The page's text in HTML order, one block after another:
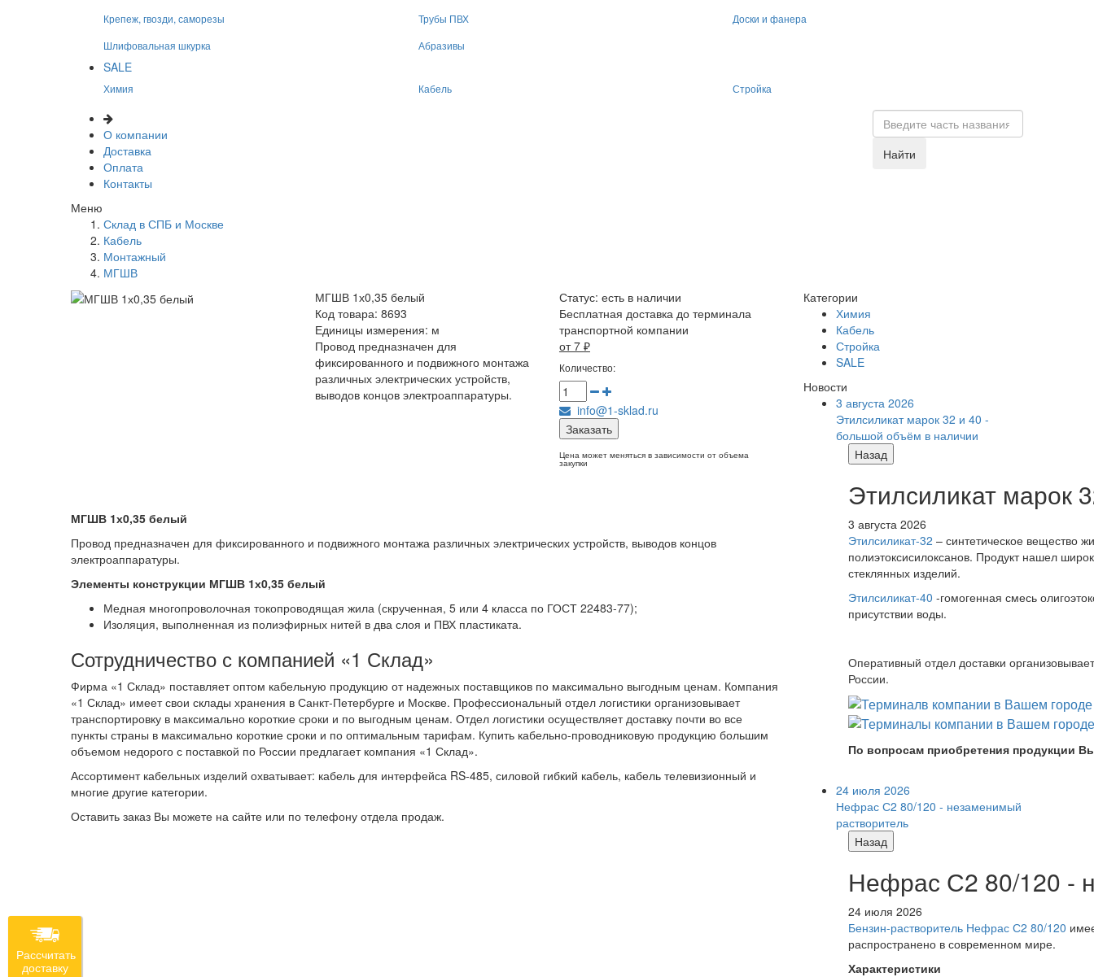
Крепеж, гвозди, саморезы
Трубы ПВХ
Доски и фанера
Шлифовальная шкурка
Абразивы
SALE
Химия Кабель Стройка
О компании
Доставка
Оплата
Контакты
Найти
Меню
Склад в СПБ и Москве
Кабель
Монтажный
МГШВ
МГШВ 1х0,35 белый
Код товара: 8693
Единицы измерения: м
Провод предназначен для
фиксированного и подвижного монтажа
различных электрических устройств,
выводов концов электроаппаратуры.
Статус: есть в наличии
Бесплатная доставка до терминала
транспортной компании
от 7 ₽
Количество:
info@1-sklad.ru
Заказать
Цена может меняться в зависимости от объема
закупки
МГШВ 1х0,35 белый
Провод предназначен для фиксированного и подвижного монтажа различных электрических устройств, выводов концов
электроаппаратуры.
Элементы конструкции МГШВ 1х0,35 белый
Медная многопроволочная токопроводящая жила (скрученная, 5 или 4 класса по ГОСТ 22483-77);
Изоляция, выполненная из полиэфирных нитей в два слоя и ПВХ пластиката.
Сотрудничество с компанией «1 Склад»
Фирма «1 Склад» поставляет оптом кабельную продукцию от надежных поставщиков по максимально выгодным ценам. Компания
«1 Склад» имеет свои склады хранения в Санкт-Петербурге и Москве. Профессиональный отдел логистики организовывает
транспортировку в максимально короткие сроки и по выгодным ценам. Отдел логистики осуществляет доставку почти во все
пункты страны в максимально короткие сроки и по оптимальным тарифам. Купить кабельно-проводниковую продукцию большим
объемом недорого с поставкой по России предлагает компания «1 Склад».
Ассортимент кабельных изделий охватывает: кабель для интерфейса RS-485, силовой гибкий кабель, кабель телевизионный и
многие другие категории.
Оставить заказ Вы можете на сайте или по телефону отдела продаж.
Категории
Химия
Кабель
Стройка
SALE
Новости
3 августа 2026
Этилсиликат марок 32 и 40 -
большой объём в наличии
Назад
Этилсиликат марок
3 августа 2026
Этилсиликат-32 – синтетическое вещество
полиэтоксисилоксанов. Продукт нашел
стеклянных изделий.
Этилсиликат-40 -гомогенная смесь
присутствии воды.
Оперативный отдел доставки
России.
По вопросам приобретения продукции
24 июля 2026
Нефрас С2 80/120 - незаменимый
растворитель
Назад
Нефрас С2 80/120 -
24 июля 2026
Бензин-растворитель Нефрас С2 80/120
распространено в современном мире.
Характеристики
Рассчитать
доставку